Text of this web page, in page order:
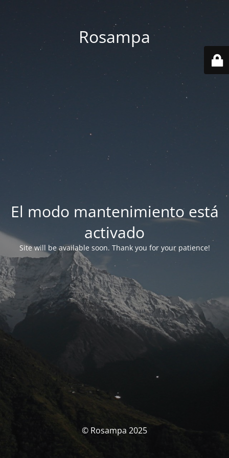
Rosampa
El modo mantenimiento está
activado
Site will be available soon. Thank you for your patience!
© Rosampa 2025